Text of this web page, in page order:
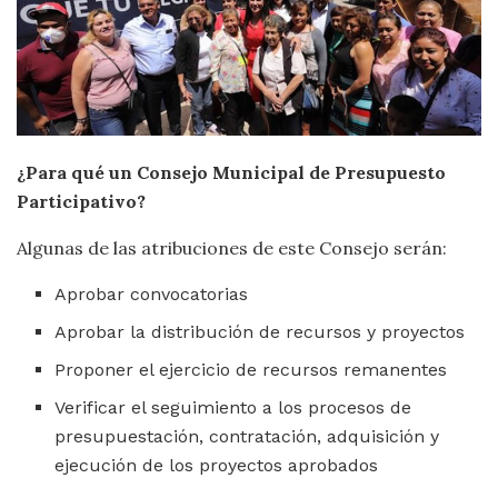
¿Para qué un Consejo Municipal de Presupuesto
Participativo?
Algunas de las atribuciones de este Consejo serán:
Aprobar convocatorias
Aprobar la distribución de recursos y proyectos
Proponer el ejercicio de recursos remanentes
Verificar el seguimiento a los procesos de
presupuestación, contratación, adquisición y
ejecución de los proyectos aprobados